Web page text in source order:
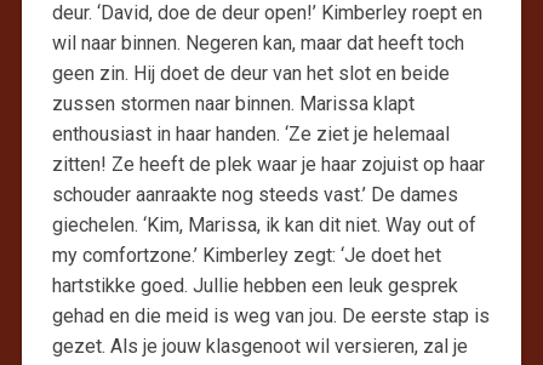
deur. ‘David, doe de deur open!’ Kimberley roept en
wil naar binnen. Negeren kan, maar dat heeft toch
geen zin. Hij doet de deur van het slot en beide
zussen stormen naar binnen. Marissa klapt
enthousiast in haar handen. ‘Ze ziet je helemaal
zitten! Ze heeft de plek waar je haar zojuist op haar
schouder aanraakte nog steeds vast.’ De dames
giechelen. ‘Kim, Marissa, ik kan dit niet. Way out of
my comfortzone.’ Kimberley zegt: ‘Je doet het
hartstikke goed. Jullie hebben een leuk gesprek
gehad en die meid is weg van jou. De eerste stap is
gezet. Als je jouw klasgenoot wil versieren, zal je